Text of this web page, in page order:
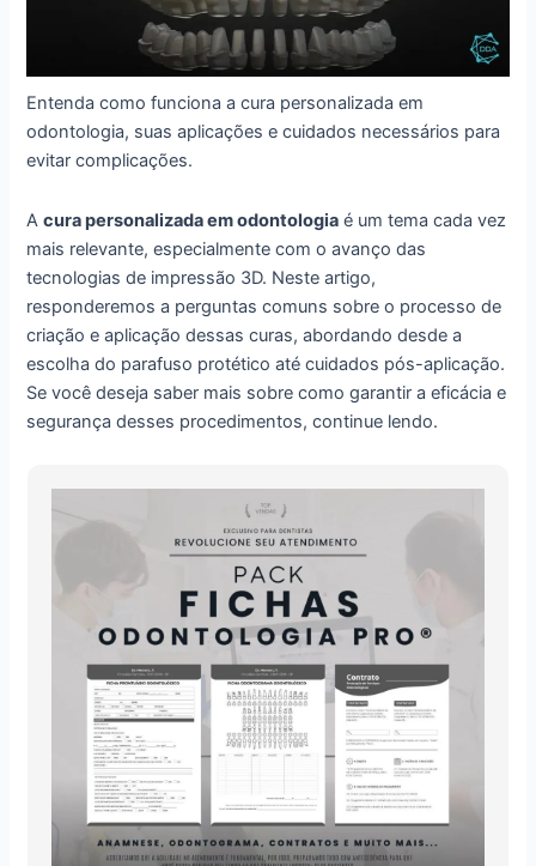
Entenda como funciona a cura personalizada em
odontologia, suas aplicações e cuidados necessários para
evitar complicações.
Acura personalizada em odontologia é um tema cada vez
mais relevante, especialmente com o avanço das
tecnologias de impressão 3D. Neste artigo,
responderemos a perguntas comuns sobre o processo de
criação e aplicação dessas curas, abordando desde a
escolha do parafuso protético até cuidados pós-aplicação.
Se você deseja saber mais sobre como garantir a eficácia e
segurança desses procedimentos, continue lendo.